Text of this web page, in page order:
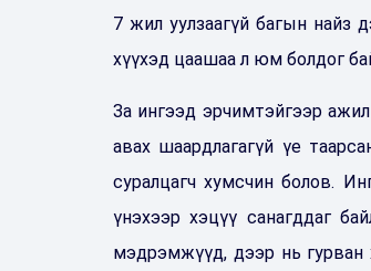
7 жил уулзаагүй багын найз
хүүхэд цаашаа л юм болдог
За ингээд эрчимтэйгээр
авах шаардлагагүй үе
суралцагч хумсчин болов.
үнэхээр хэцүү санагддаг
мэдрэмжүүд, дээр нь гурван